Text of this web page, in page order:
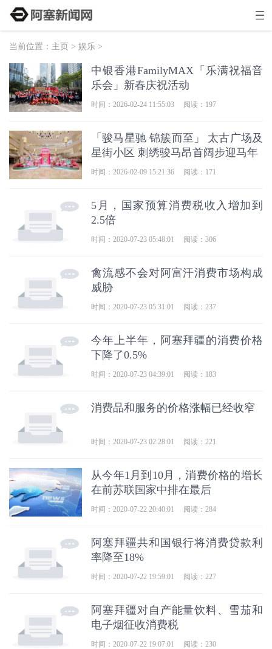
当前位置： 主页 > 娱乐 >
中银香港FamilyMAX「乐满祝福音
乐会」新春庆祝活动
时间：2026-02-24 11:55:03 阅读：197
「骏马星驰 锦簇而至」 太古广场及
星街小区 刺绣骏马昂首阔步迎马年
时间：2026-02-09 15:21:36 阅读：171
5月，国家预算消费税收入增加到
2.5倍
时间：2020-07-23 05:48:01 阅读：306
禽流感不会对阿富汗消费市场构成
威胁
时间：2020-07-23 05:31:01 阅读：237
今年上半年，阿塞拜疆的消费价格
下降了0.5%
时间：2020-07-23 04:39:01 阅读：183
消费品和服务的价格涨幅已经收窄
时间：2020-07-23 02:28:01 阅读：221
从今年1月到10月，消费价格的增长
在前苏联国家中排在最后
时间：2020-07-22 20:40:01 阅读：284
阿塞拜疆共和国银行将消费贷款利
率降至18%
时间：2020-07-22 19:59:01 阅读：227
阿塞拜疆对自产能量饮料、雪茄和
电子烟征收消费税
时间：2020-07-22 19:07:01 阅读：230